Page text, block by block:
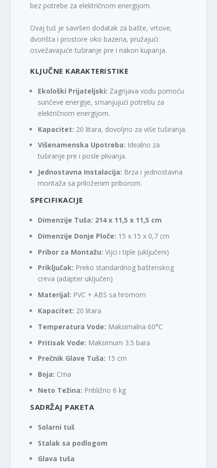
bez potrebe za električnom energijom.
Ovaj tuš je savršen dodatak za bašte, vrtove,
dvorišta i prostore oko bazena, pružajući
osvežavajuće tuširanje pre i nakon kupanja.
KLJUČNE KARAKTERISTIKE
Ekološki Prijateljski: Zagrijava vodu pomoću
sunčeve energije, smanjujući potrebu za
električnom energijom.
Kapacitet: 20 litara, dovoljno za više tuširanja.
Višenamenska Upotreba: Idealno za
tuširanje pre i posle plivanja.
Jednostavna Instalacija: Brza i jednostavna
montaža sa priloženim priborom.
SPECIFIKACIJE
Dimenzije Tuša: 214 x 11,5 x 11,5 cm
Dimenzije Donje Ploče: 15 x 15 x 0,7 cm
Pribor za Montažu: Vijci i tiple (uključeni)
Priključak: Preko standardnog baštenskog
creva (adapter uključen)
Materijal: PVC + ABS sa hromom
Kapacitet: 20 litara
Temperatura Vode: Maksimalna 60°C
Pritisak Vode: Maksimum 3.5 bara
Prečnik Glave Tuša: 15 cm
Boja: Crna
Neto Težina: Približno 6 kg
SADRŽAJ PAKETA
Solarni tuš
Stalak sa podlogom
Glava tuša